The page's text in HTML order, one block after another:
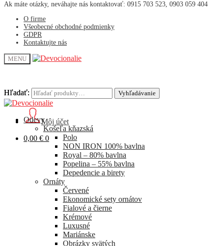
Ak máte otázky, neváhajte nás kontaktovať: 0915 703 523, 0903 059 404
O firme
Všeobecné obchodné podmienky
GDPR
Kontaktujte nás
MENU
Hľadať: Vyhľadávanie
Môj účet
0,00 € 0
Hľadať: Vyhľadávanie
Odevy
Košeľa kňazská
Polo
NON IRON 100% bavlna
Royal – 80% bavlna
Popelina – 55% bavlna
Depedencie a birety
Ornáty
Červené
Ekonomické sety ornátov
Fialové a čierne
Krémové
Luxusné
Mariánske
Obrázky svätých